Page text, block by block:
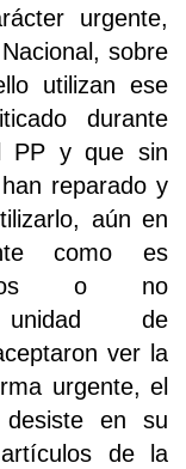
urgente,
sobre
utilizan ese
durante
PP y que sin
reparado y
aún en
como es
o no
unidad de
ver la
urgente, el
desiste en su
de la